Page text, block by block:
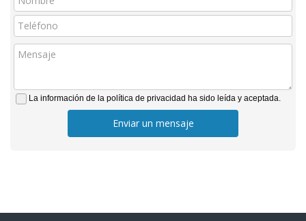
La información de la política de privacidad ha sido leída y aceptada.
Enviar un mensaje